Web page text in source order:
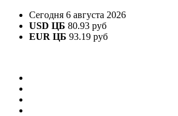
Сегодня 6 августа 2026
USD ЦБ 80.93 руб
EUR ЦБ 93.19 руб